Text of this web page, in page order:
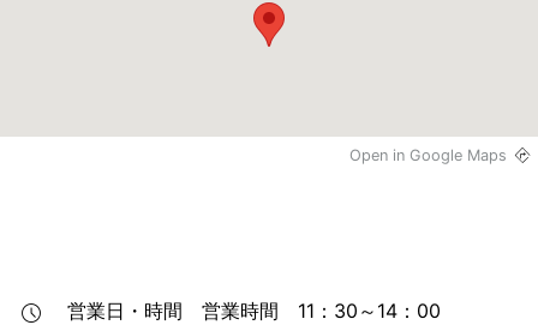
Open in Google Maps
営業日・時間
営業時間　11：30～14：00